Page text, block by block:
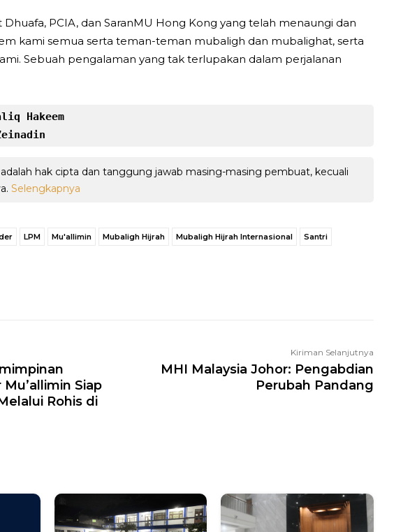
PCIA, dan SaranMU Hong Kong yang telah menaungi dan
kami semua serta teman-teman mubaligh dan mubalighat, serta
Sebuah pengalaman yang tak terlupakan dalam perjalanan
Hakeem
hak cipta dan tanggung jawab masing-masing pembuat, kecuali
Selengkapnya
LPM Mu'allimin Mubaligh Hijrah Mubaligh Hijrah Internasional
Santri
Siap
Rohis di
Kiriman Selanjutnya
MHI Malaysia Johor: Pengabdian
Perubah Pandang